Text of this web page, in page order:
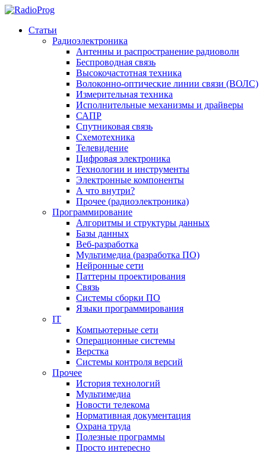
Статьи
Радиоэлектроника
Антенны и распространение радиоволн
Беспроводная связь
Высокочастотная техника
Волоконно-оптические линии связи (ВОЛС)
Измерительная техника
Исполнительные механизмы и драйверы
САПР
Спутниковая связь
Схемотехника
Телевидение
Цифровая электроника
Технологии и инструменты
Электронные компоненты
А что внутри?
Прочее (радиоэлектроника)
Программирование
Алгоритмы и структуры данных
Базы данных
Веб-разработка
Мультимедиа (разработка ПО)
Нейронные сети
Паттерны проектирования
Связь
Системы сборки ПО
Языки программирования
IT
Компьютерные сети
Операционные системы
Верстка
Системы контроля версий
Прочее
История технологий
Мультимедиа
Новости телекома
Нормативная документация
Охрана труда
Полезные программы
Просто интересно